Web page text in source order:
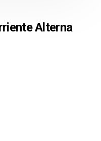
Alterna